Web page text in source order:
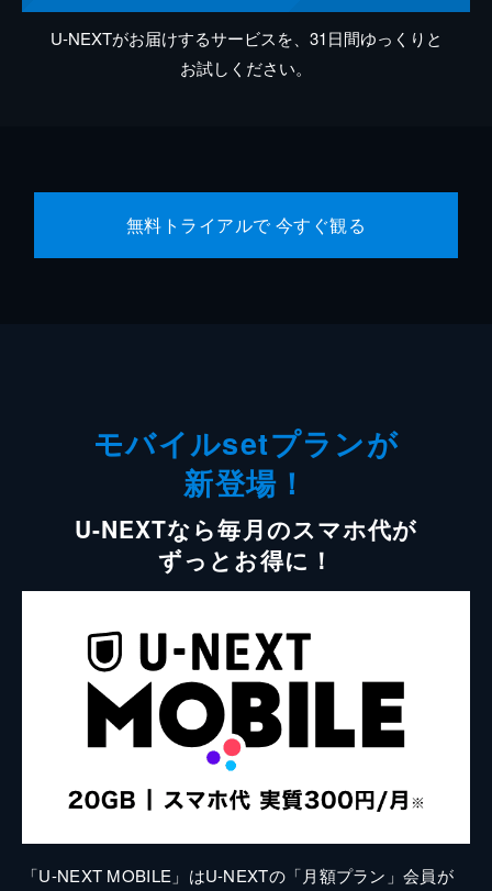
U-NEXTがお届けするサービスを、31日間ゆっくりと
お試しください。
無料トライアルで 今すぐ観る
モバイルsetプランが
新登場！
U-NEXTなら毎月のスマホ代が
ずっとお得に！
「U-NEXT MOBILE」はU-NEXTの「月額プラン」会員が